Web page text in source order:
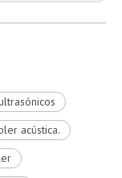
acústica.